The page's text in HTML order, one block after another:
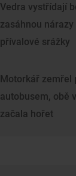
Vedra vystřídají
zasáhnou
přívalové srážky
Motorkář zemřel
autobusem, obě
začala hořet